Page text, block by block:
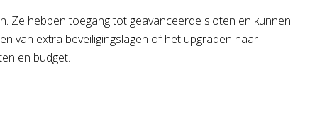
Ze hebben toegang tot geavanceerde sloten en kunnen
van extra beveiligingslagen of het upgraden naar
en budget.